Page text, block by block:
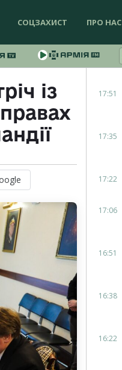
СОЦЗАХИСТ ПРО НАС
із
17:51
17:35
17:22
17:06
16:51
16:38
16:22